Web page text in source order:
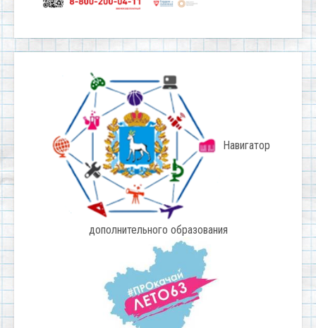
Навигатор
дополнительного образования